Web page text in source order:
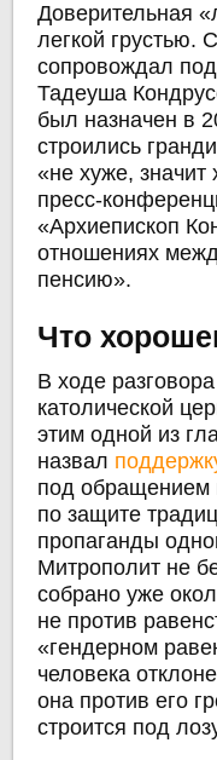
Доверительная
легкой грустью.
сопровождал
Тадеуша
был назначен в
строились
«не хуже,
пресс-
«Архиепископ
отношениях
пенсию».
Что
В ходе
католической
этим одной из
назвал
под обращением
по защите
пропаганды
Митрополит не
собрано уже
не против
«гендерном
человека
она против его
строится под